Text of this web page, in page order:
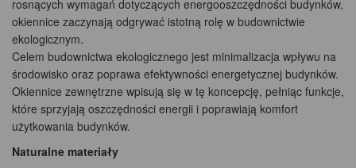
rosnących wymagań dotyczących energooszczędności budynków,
okiennice zaczynają odgrywać istotną rolę w budownictwie
ekologicznym.
Celem budownictwa ekologicznego jest minimalizacja wpływu na
środowisko oraz poprawa efektywności energetycznej budynków.
Okiennice zewnętrzne wpisują się w tę koncepcję, pełniąc funkcje,
które sprzyjają oszczędności energii i poprawiają komfort
użytkowania budynków.
Naturalne materiały